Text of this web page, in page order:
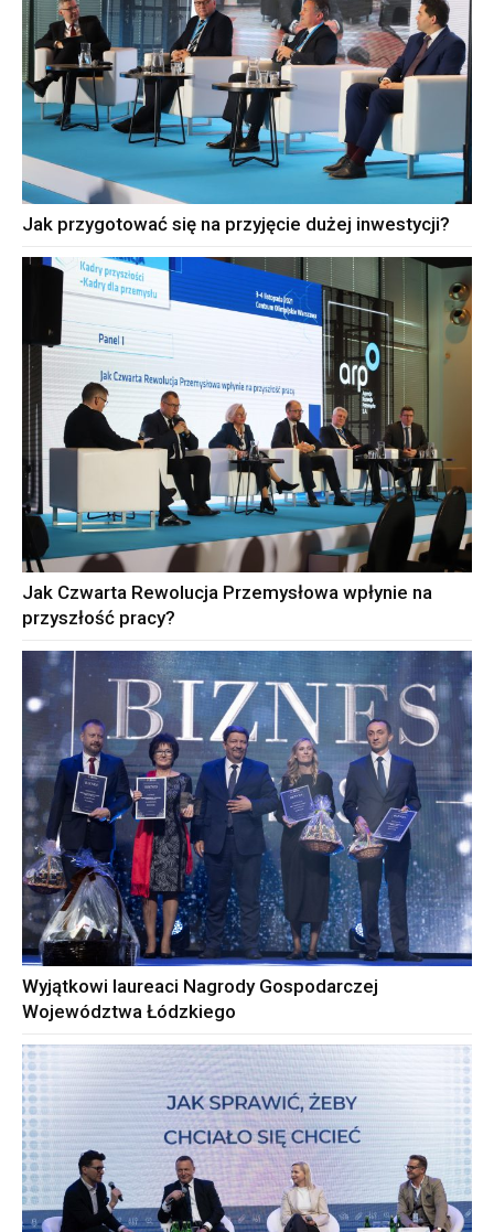
Jak przygotować się na przyjęcie dużej inwestycji?
Jak Czwarta Rewolucja Przemysłowa wpłynie na
przyszłość pracy?
Wyjątkowi laureaci Nagrody Gospodarczej
Województwa Łódzkiego